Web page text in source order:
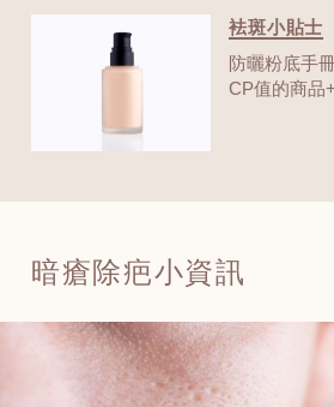
袪斑小貼士
防曬粉底手
CP值的商品
暗瘡除疤小資訊